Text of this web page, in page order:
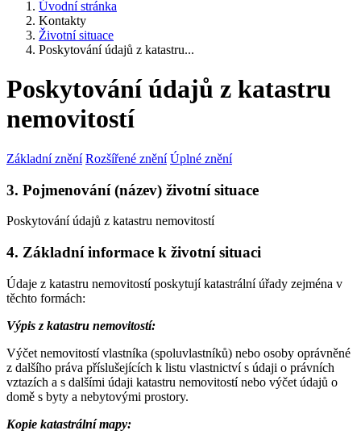
Úvodní stránka
Kontakty
Životní situace
Poskytování údajů z katastru...
Poskytování údajů z katastru
nemovitostí
Základní znění Rozšířené znění Úplné znění
3. Pojmenování (název) životní situace
Poskytování údajů z katastru nemovitostí
4. Základní informace k životní situaci
Údaje z katastru nemovitostí poskytují katastrální úřady zejména v
těchto formách:
Výpis z katastru nemovitostí:
Výčet nemovitostí vlastníka (spoluvlastníků) nebo osoby oprávněné
z dalšího práva příslušejících k listu vlastnictví s údaji o právních
vztazích a s dalšími údaji katastru nemovitostí nebo výčet údajů o
domě s byty a nebytovými prostory.
Kopie katastrální mapy: